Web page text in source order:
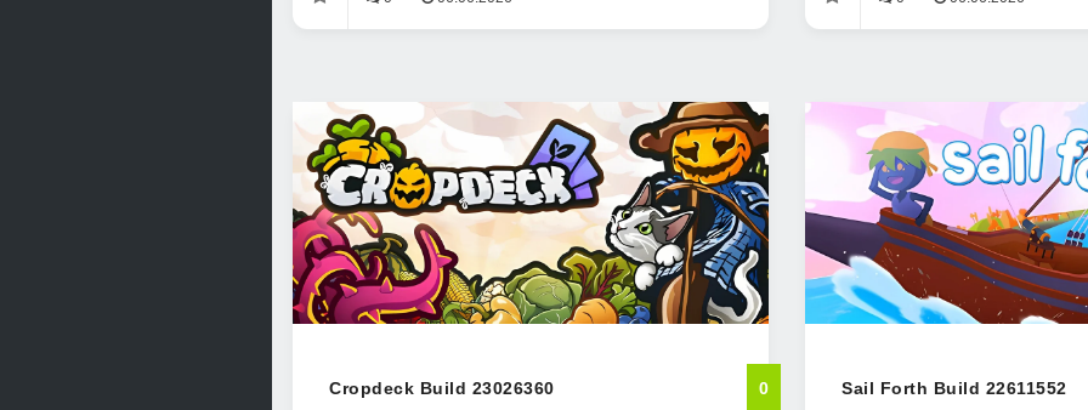
Cropdeck Build 23026360 0 Sail Forth Build 22611552